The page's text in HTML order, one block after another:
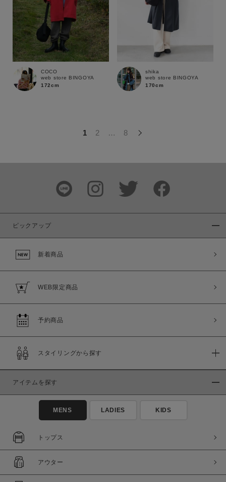
この条件で絞り込む
COCO
web store BINGOYA
172cm
shika
web store BINGOYA
170cm
1 2 … 8
ピックアップ
新着商品
WEB限定商品
予約商品
スタイリングから探す
アイテムを探す
MENS LADIES KIDS
トップス
アウター